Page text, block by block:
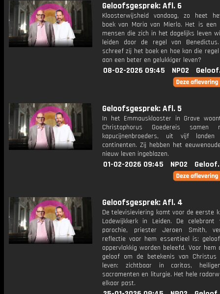
Geloofsgesprek: Afl. 6
Kloosterwijsheid vandaag, zo heet
boek van Maria van Mierlo. Het is een
mensen die zich in het dagelijks leven
leiden door de regel van
schreef zij het boek en hoe kan die
aan een beter en gelukkiger leven?
08-02-2026 09:45 NPO2
Geloofsgesprek: Afl. 5
In het Emmausklooster in Grave
Christophorus Goedereis
kapucijnenbroeders, uit vijf
continenten. Zij hebben het
nieuw leven ingeblazen.
01-02-2026 09:45 NPO2
Geloofsgesprek: Afl. 4
De televisieviering komt voor de eerste
Lodewijkkerk in Leiden. De celebrant
parochie, priester Jeroen Smith,
reflectie voor hem essentieel is:
oppervlakkig worden beleefd. Voor hem
geloof om de betekenis van
leven: zichtbaar in caritas,
sacramenten en liturgie. Het hele
elkaar past.